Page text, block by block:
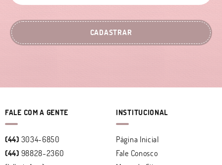
CADASTRAR
FALE COM A GENTE
(44) 3034-6850
(44) 98828-2360
INSTITUCIONAL
Página Inicial
Fale Conosco